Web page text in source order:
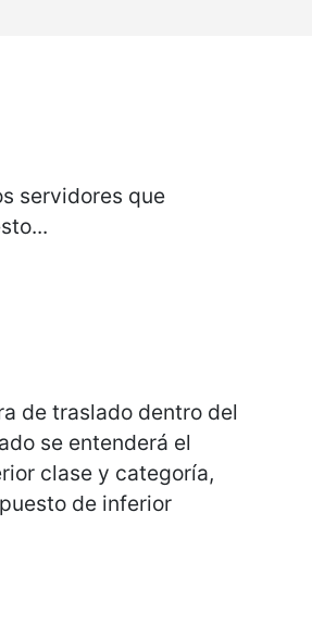
servidores que
de traslado dentro del
se entenderá el
clase y categoría,
de inferior